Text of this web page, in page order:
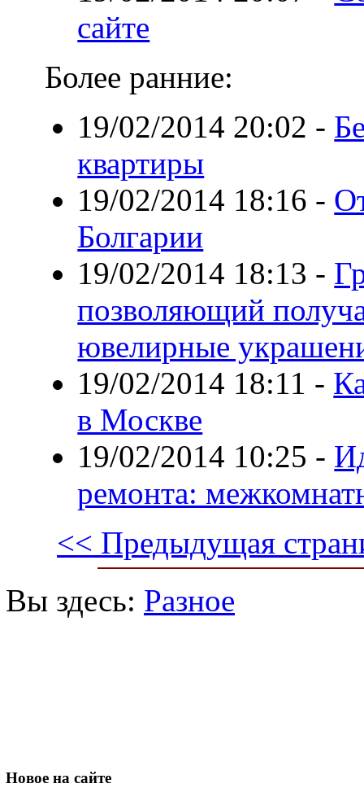
сайте
Более ранние:
19/02/2014 20:02 -
квартиры
19/02/2014 18:16 -
Болгарии
19/02/2014 18:13 -
позволяющий
ювелирные
19/02/2014 18:11 -
в Москве
19/02/2014 10:25 -
ремонта:
<< Предыдущая
Вы здесь: Разное
Новое на сайте